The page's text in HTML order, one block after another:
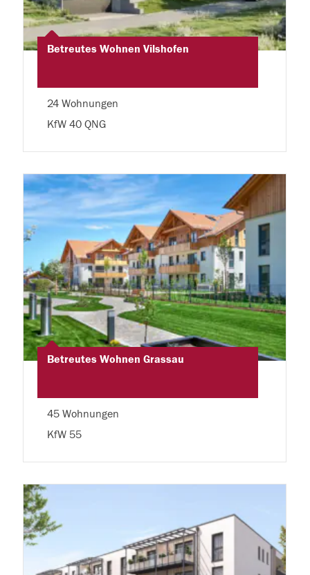
Betreutes Wohnen Vilshofen
24 Wohnungen
KfW 40 QNG
Betreutes Wohnen Grassau
45 Wohnungen
KfW 55